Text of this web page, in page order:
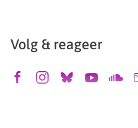
Volg & reageer